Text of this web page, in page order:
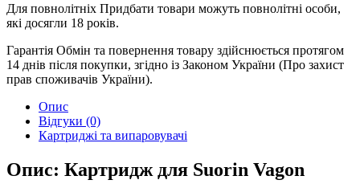
Для повнолітніх Придбати товари можуть повнолітні особи,
які досягли 18 років.
Гарантія Обмін та повернення товару здійснюється протягом
14 днів після покупки, згідно із Законом України (Про захист
прав споживачів України).
Опис
Відгуки (0)
Картриджі та випаровувачі
Опис: Картридж для Suorin Vagon